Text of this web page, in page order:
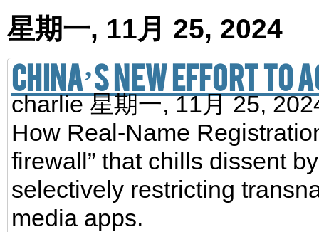
星期一, 11月 25, 2024
China’s New Effort to
charlie星期一, 11月 25,
How Real-Name
firewall” that chills dissent
selectively restricting
media apps.